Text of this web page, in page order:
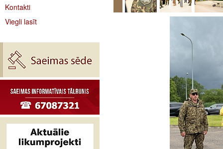
Kontakti
Viegli lasīt